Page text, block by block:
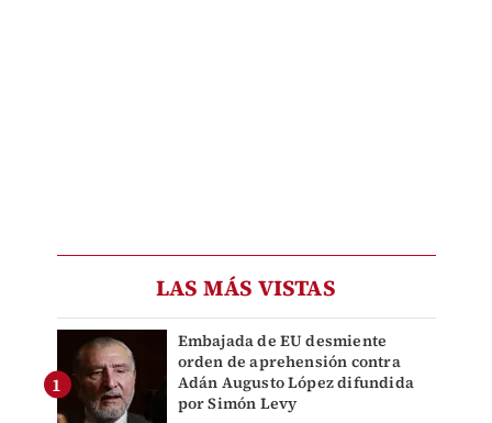
LAS MÁS VISTAS
Embajada de EU desmiente
orden de aprehensión contra
Adán Augusto López difundida
por Simón Levy